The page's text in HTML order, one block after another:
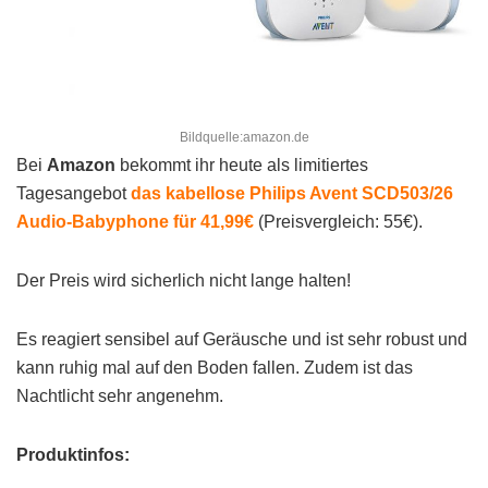
Bildquelle:amazon.de
Bei Amazon bekommt ihr heute als limitiertes
Tagesangebotdas kabellose Philips Avent SCD503/26
Audio-Babyphone für 41,99€ (Preisvergleich: 55€).
Der Preis wird sicherlich nicht lange halten!
Es reagiert sensibel auf Geräusche und ist sehr robust und
kann ruhig mal auf den Boden fallen. Zudem ist das
Nachtlicht sehr angenehm.
Produktinfos: